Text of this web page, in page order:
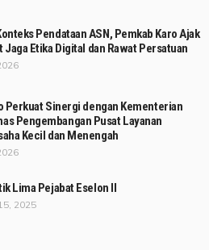
Pendataan ASN, Pemkab Karo Ajak
Jaga Etika Digital dan Rawat Persatuan
Perkuat Sinergi dengan Kementerian
Pengembangan Pusat Layanan
Kecil dan Menengah
Lima Pejabat Eselon II
2025